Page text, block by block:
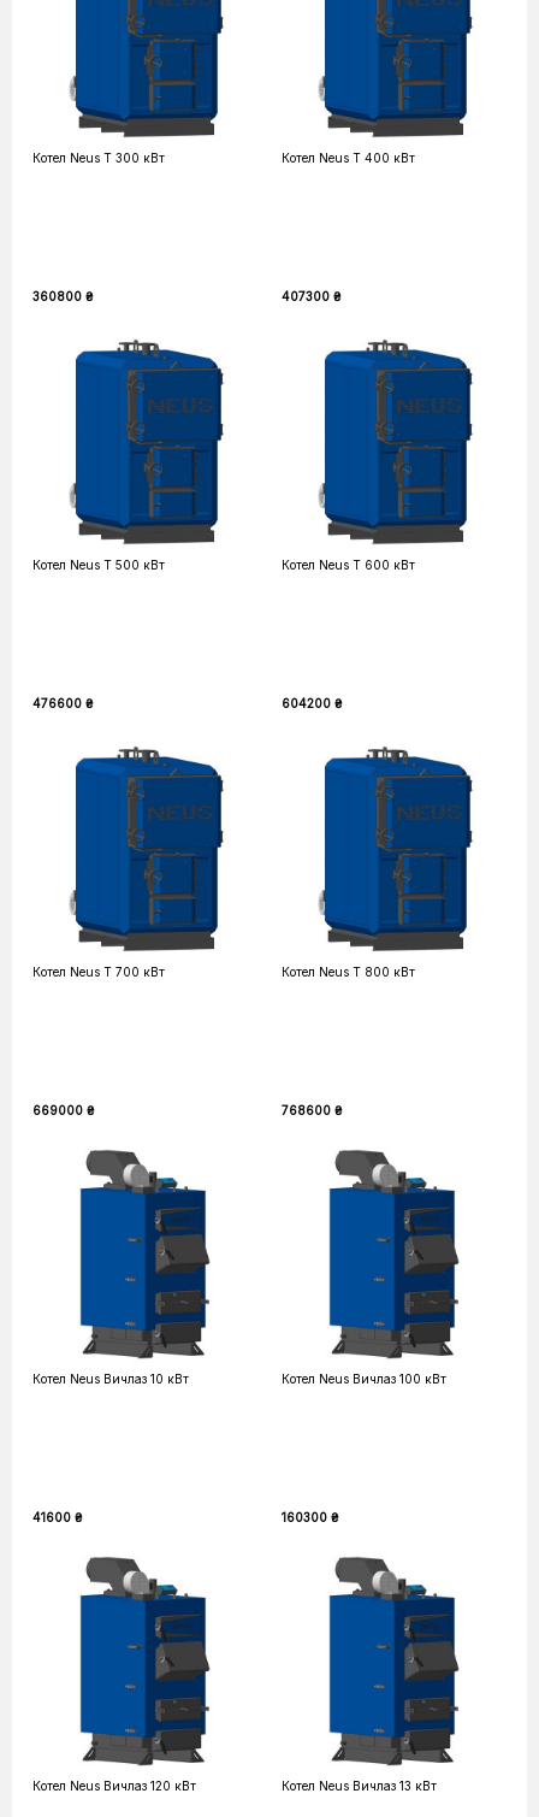
Котел Neus T 300 кВт
360800 ₴
Котел Neus T 400 кВт
407300 ₴
Котел Neus T 500 кВт
476600 ₴
Котел Neus T 600 кВт
604200 ₴
Котел Neus T 700 кВт
669000 ₴
Котел Neus T 800 кВт
768600 ₴
Котел Neus Вичлаз 10 кВт
41600 ₴
Котел Neus Вичлаз 100 кВт
160300 ₴
Котел Neus Вичлаз 120 кВт Котел Neus Вичлаз 13 кВт